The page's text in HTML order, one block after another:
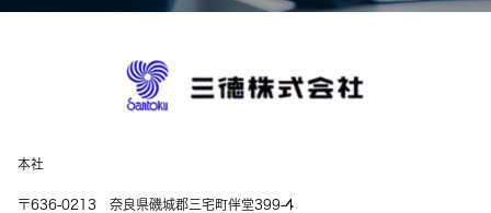
本社
〒636-0213 奈良県磯城郡三宅町伴堂399-4